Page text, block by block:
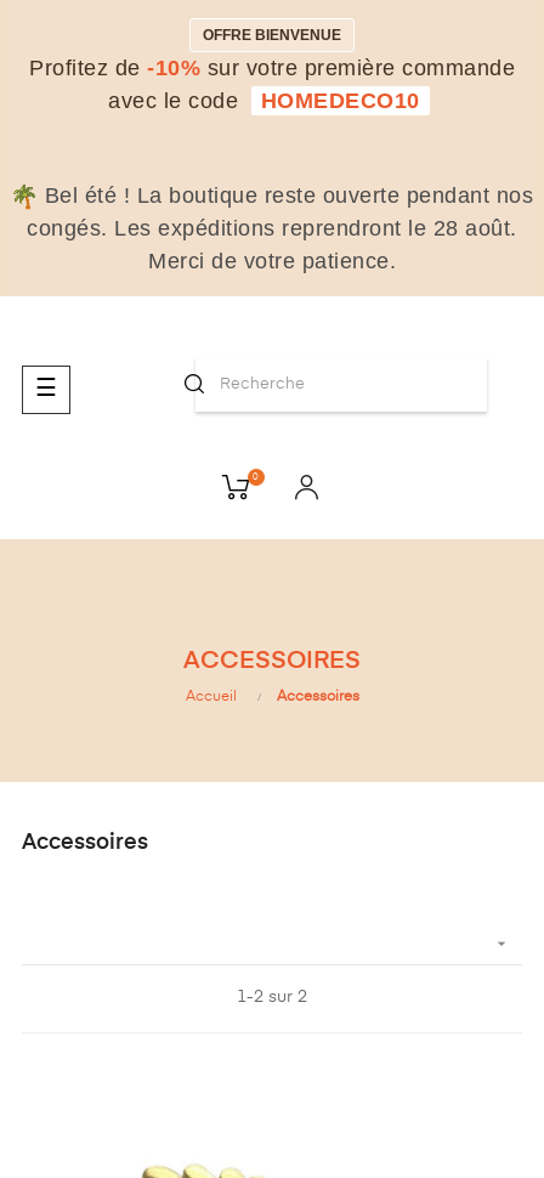
OFFRE BIENVENUE
Profitez de -10% sur votre première commande
avec le code
HOMEDECO10
Bel été ! La boutique reste ouverte pendant nos
congés. Les expéditions reprendront le 28 août.
Merci de votre patience.
Basculer
la
☰
0
ACCESSOIRES
Accueil Accessoires
Accessoires

1-2 sur 2